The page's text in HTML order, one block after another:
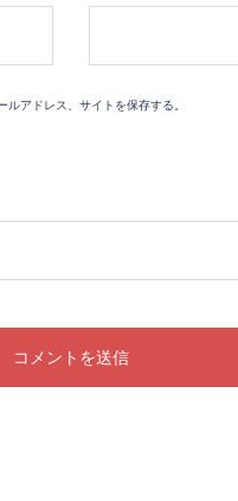
アドレス、サイトを保存する。